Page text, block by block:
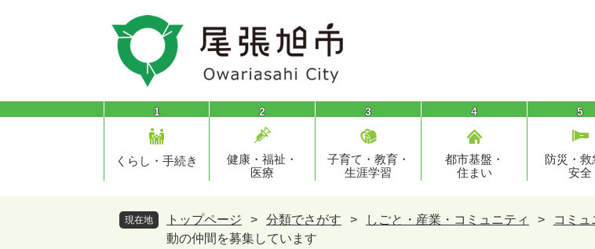
頭
飛
1
くらし・手続き
2
健康・福祉・
医療
3
子育て・教育・
生涯学習
4
都市基盤・
住まい
5
防災・救
安全
現在地 トップページ > 分類でさがす > しごと・産業・コミュニティ > コミュ
動の仲間を募集しています